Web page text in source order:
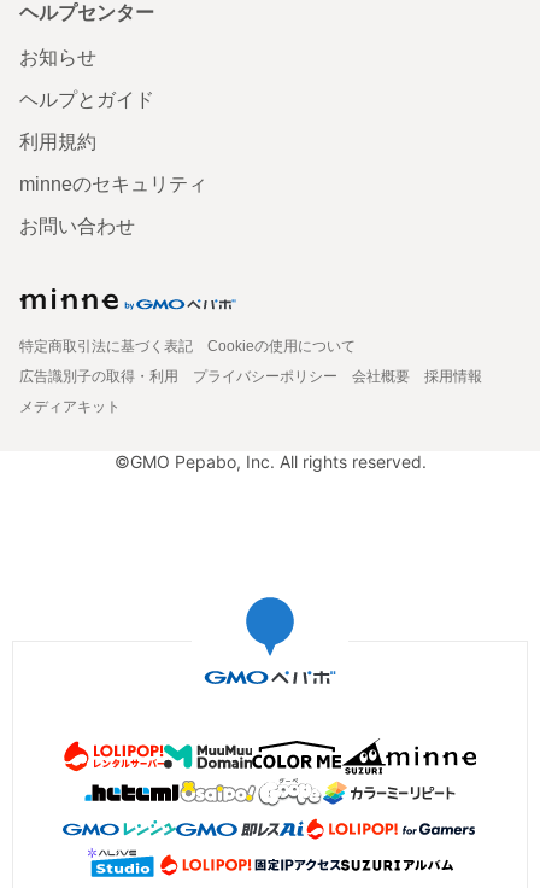
ヘルプセンター
お知らせ
ヘルプとガイド
利用規約
minneのセキュリティ
お問い合わせ
特定商取引法に基づく表記
Cookieの使用について
広告識別子の取得・利用
プライバシーポリシー 会社概要
採用情報
メディアキット
©GMO Pepabo, Inc. All rights reserved.